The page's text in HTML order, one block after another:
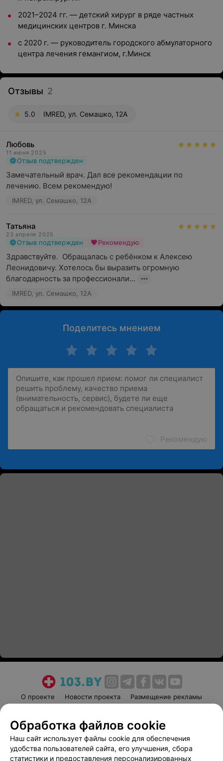
2021–2024 гг. — детский хирург в ряде частных
медицинских центров г. Минска
с 2020 г. — руководитель городского абмулаторного
центра лечения гемангиом, г.Минск
Отзывы 2
5.0 IMRED, ул. Семашко, 12А
Любовь
11 июня 2025
Отзыв подтвержден
Замечательный врач. Дал все рекомендации по
лечению. Всем рекомендую!
IMRED, ул. Семашко, 12А
Татьяна
23 апреля 2025
Отзыв подтвержден Рекомендую
Здравствуйте.  Обращалась с ребёнком к Алексею
Леонидовичу. Хотелось бы выразить огромную
благодарность за профессионали...
IMRED, ул. Семашко, 12А
Поделитесь мнением
Рекомендую
О проекте Новости проекта
Размещение рекламы
Пользовательское соглашение
Способы оплаты
Вакансии
Партнеры
Написать руководителю 103.by
Обработка файлов cookie
Наш сайт использует файлы cookie для обеспечения
удобства пользователей сайта, его улучшения, сбора
статистики и предоставления персонализированных